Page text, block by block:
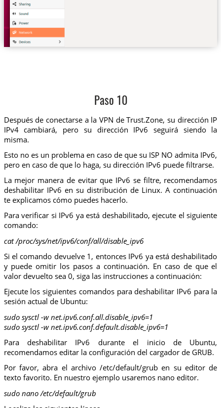
Paso 10
Después de conectarse a la VPN de Trust.Zone, su dirección IP
IPv4 cambiará, pero su dirección IPv6 seguirá siendo la
misma.
Esto no es un problema en caso de que su ISP NO admita IPv6,
pero en caso de que lo haga, su dirección IPv6 puede filtrarse.
La mejor manera de evitar que IPv6 se filtre, recomendamos
deshabilitar IPv6 en su distribución de Linux. A continuación
te explicamos cómo puedes hacerlo.
Para verificar si IPv6 ya está deshabilitado, ejecute el siguiente
comando:
cat /proc/sys/net/ipv6/conf/all/disable_ipv6
Si el comando devuelve 1, entonces IPv6 ya está deshabilitado
y puede omitir los pasos a continuación. En caso de que el
valor devuelto sea 0, siga las instrucciones a continuación:
Ejecute los siguientes comandos para deshabilitar IPv6 para la
sesión actual de Ubuntu:
sudo sysctl -w net.ipv6.conf.all.disable_ipv6=1
sudo sysctl -w net.ipv6.conf.default.disable_ipv6=1
Para deshabilitar IPv6 durante el inicio de Ubuntu,
recomendamos editar la configuración del cargador de GRUB.
Por favor, abra el archivo /etc/default/grub en su editor de
texto favorito. En nuestro ejemplo usaremos nano editor.
sudo nano /etc/default/grub